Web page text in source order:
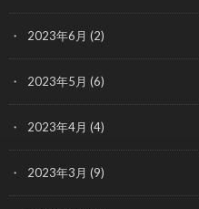
2023年6月 (2)
2023年5月 (6)
2023年4月 (4)
2023年3月 (9)